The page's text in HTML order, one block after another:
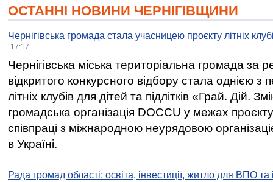
ОСТАННІ НОВИНИ ЧЕРНІГІВЩИНИ
Чернігівська громада стала учасницею проєкту літніх
17:17
Чернігівська міська територіальна громада за
відкритого конкурсного відбору стала однією
літніх клубів для дітей та підлітків «Грай. Дій.
громадська організація DOCCU у межах
співпраці з міжнародною неурядовою
в Україні.
Рада громад області: освіта, інвестиції, житло для ВПО